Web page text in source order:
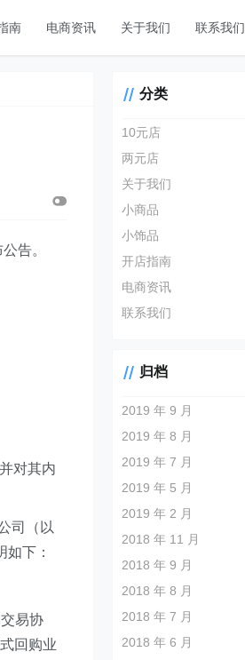
南 电商资讯 关于我们 联系我们
告。
对其内
司（以
下：
易协
回购业
分类
10元店
两元店
关于我们
小商品
小饰品
开店指南
电商资讯
联系我们
归档
2019 年 9 月
2019 年 8 月
2019 年 7 月
2019 年 5 月
2019 年 2 月
2018 年 11 月
2018 年 9 月
2018 年 8 月
2018 年 7 月
2018 年 6 月